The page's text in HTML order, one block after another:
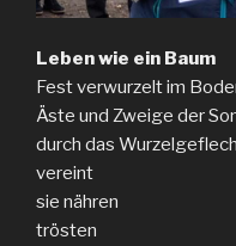
Leben wie ein Baum
Fest verwurzelt im
Äste und Zweige der
durch das
vereint
sie nähren
trösten